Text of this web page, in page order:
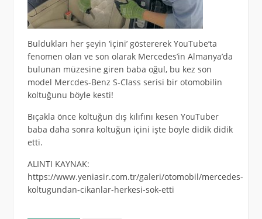
Buldukları her şeyin ‘içini’ göstererek YouTube’ta
fenomen olan ve son olarak Mercedes’in Almanya’da
bulunan müzesine giren baba oğul, bu kez son
model Mercdes-Benz S-Class serisi bir otomobilin
koltuğunu böyle kesti!
Bıçakla önce koltuğun dış kılıfını kesen YouTuber
baba daha sonra koltuğun içini işte böyle didik didik
etti.
ALINTI KAYNAK:
https://www.yeniasir.com.tr/galeri/otomobil/mercedes-
koltugundan-cikanlar-herkesi-sok-etti